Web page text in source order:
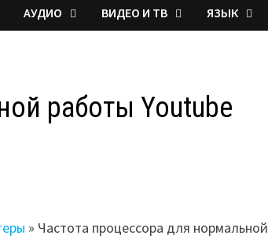
АУДИО ВИДЕО И ТВ ЯЗЫК
работы Youtube
» Частота процессора для нормальной